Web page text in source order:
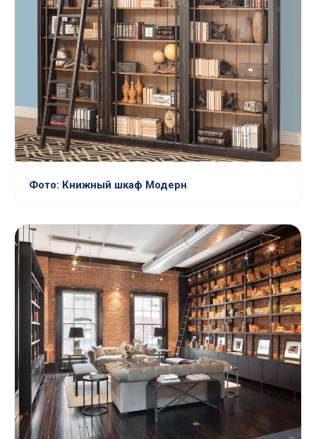
Фото: Книжный шкаф Модерн